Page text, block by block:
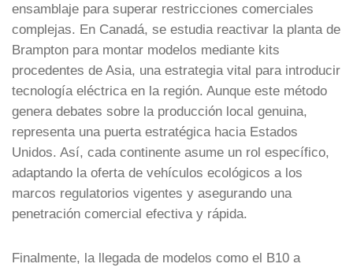
ensamblaje para superar restricciones comerciales
complejas. En Canadá, se estudia reactivar la planta de
Brampton para montar modelos mediante kits
procedentes de Asia, una estrategia vital para introducir
tecnología eléctrica en la región. Aunque este método
genera debates sobre la producción local genuina,
representa una puerta estratégica hacia Estados
Unidos. Así, cada continente asume un rol específico,
adaptando la oferta de vehículos ecológicos a los
marcos regulatorios vigentes y asegurando una
penetración comercial efectiva y rápida.
Finalmente, la llegada de modelos como el B10 a